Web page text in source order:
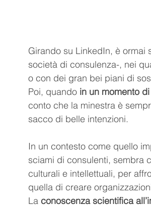
Girando su LinkedIn, è
società di consulenza-, nei
o con dei gran bei piani di
Poi, quando in un momento
conto che la minestra è
sacco di belle intenzioni.
In un contesto come quello
sciami di consulenti, sembra
culturali e intellettuali, per
quella di creare
La conoscenza scientifica